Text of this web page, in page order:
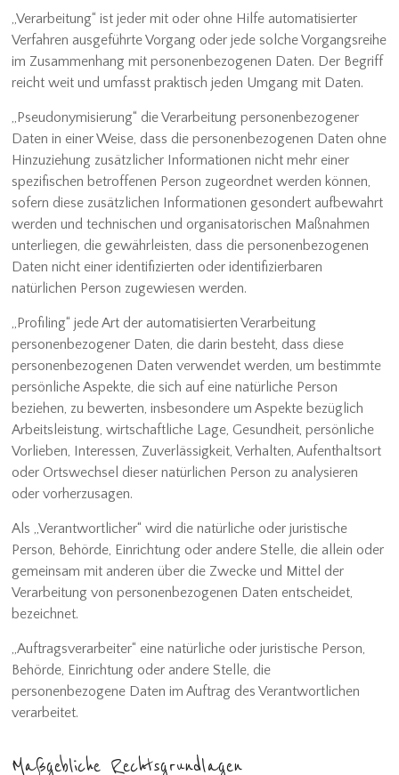
„Verarbeitung“ ist jeder mit oder ohne Hilfe automatisierter
Verfahren ausgeführte Vorgang oder jede solche Vorgangsreihe
im Zusammenhang mit personenbezogenen Daten. Der Begriff
reicht weit und umfasst praktisch jeden Umgang mit Daten.
„Pseudonymisierung“ die Verarbeitung personenbezogener
Daten in einer Weise, dass die personenbezogenen Daten ohne
Hinzuziehung zusätzlicher Informationen nicht mehr einer
spezifischen betroffenen Person zugeordnet werden können,
sofern diese zusätzlichen Informationen gesondert aufbewahrt
werden und technischen und organisatorischen Maßnahmen
unterliegen, die gewährleisten, dass die personenbezogenen
Daten nicht einer identifizierten oder identifizierbaren
natürlichen Person zugewiesen werden.
„Profiling“ jede Art der automatisierten Verarbeitung
personenbezogener Daten, die darin besteht, dass diese
personenbezogenen Daten verwendet werden, um bestimmte
persönliche Aspekte, die sich auf eine natürliche Person
beziehen, zu bewerten, insbesondere um Aspekte bezüglich
Arbeitsleistung, wirtschaftliche Lage, Gesundheit, persönliche
Vorlieben, Interessen, Zuverlässigkeit, Verhalten, Aufenthaltsort
oder Ortswechsel dieser natürlichen Person zu analysieren
oder vorherzusagen.
Als „Verantwortlicher“ wird die natürliche oder juristische
Person, Behörde, Einrichtung oder andere Stelle, die allein oder
gemeinsam mit anderen über die Zwecke und Mittel der
Verarbeitung von personenbezogenen Daten entscheidet,
bezeichnet.
„Auftragsverarbeiter“ eine natürliche oder juristische Person,
Behörde, Einrichtung oder andere Stelle, die
personenbezogene Daten im Auftrag des Verantwortlichen
verarbeitet.
Maßgebliche Rechtsgrundlagen